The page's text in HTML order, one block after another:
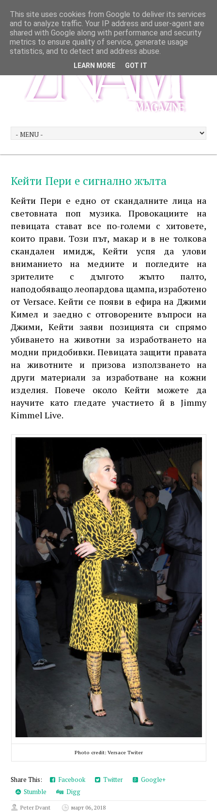
Кейти Пери е сигнално жълта
Кейти Пери е едно от скандалните лица на
световната поп музика. Провокациите на
певицата стават все по-големи с хитовете,
които прави. Този път, макар и в не толкова
скандален имидж, Кейти успя да улови
вниманието на медиите и погледите на
зрителите с дългото жълто палто,
наподобяващо леопардова щампа, изработено
от Versace. Кейти се появи в ефира на Джими
Кимел и заедно с отговорените въпроси на
Джими, Кейти заяви позицията си спрямо
убиването на животни за изработването на
модни придобивки. Певицата защити правата
на животните и призова използването на
други материали за изработване на кожни
изделия. Повече около Кейти можете да
научите като гледате участието й в Jimmy
Kimmel Live.
Photo credit: Versace Twiter
Share This: Facebook Twitter
Google+
Stumble
Digg
Peter Dvant
март 06, 2018
This site uses cookies from Google to deliver its services
and to analyze traffic. Your IP address and user-agent are
shared with Google along with performance and security
metrics to ensure quality of service, generate usage
statistics, and to detect and address abuse.
LEARN MORE GOT IT